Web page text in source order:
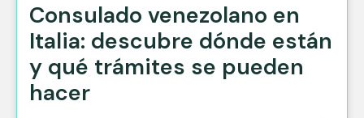
Consulado venezolano en
Italia: descubre dónde están
y qué trámites se pueden
hacer